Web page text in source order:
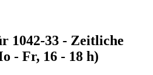
1042-33 - Zeitliche
- Fr, 16 - 18 h)